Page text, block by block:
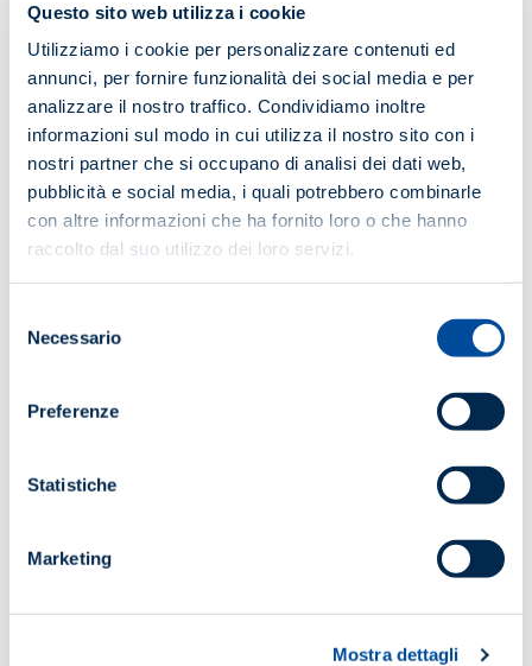
Questo sito web utilizza i cookie
Utilizziamo i cookie per personalizzare contenuti ed
annunci, per fornire funzionalità dei social media e per
analizzare il nostro traffico. Condividiamo inoltre
informazioni sul modo in cui utilizza il nostro sito con i
nostri partner che si occupano di analisi dei dati web,
pubblicità e social media, i quali potrebbero combinarle
con altre informazioni che ha fornito loro o che hanno
raccolto dal suo utilizzo dei loro servizi.
delNecessario
Preferenze
Statistiche
Marketing
Mostra dettagli
competenze necessarie per l’attività di manutenzione dei
presìdi e degli impianti di rivelazione e allarme incendio e
di evacuazione audio, e dall’altro la corretta
informazione a tutte le figure che operano nel settore
delle tecniche di manutenzione, alla luce delle norme e
della legislazione vigente.
DATA E LUOGO
31 marzo-1-2 aprile 2025 (teoria) | 3-4 aprile 2025
piattaforma ANIE/Esercitazioni pratiche in presenza
presso BOSICA srl – Martinsicuro (TE)
ORARIO